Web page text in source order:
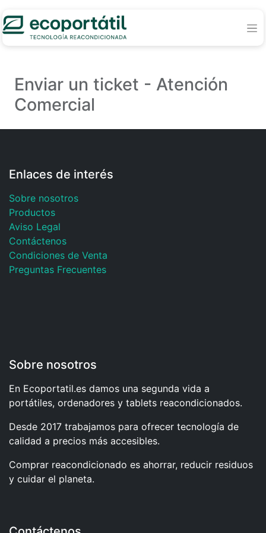
Enviar un ticket - Atención
Comercial
Enlaces de interés
Sobre nosotros
Productos
Aviso Legal
Contáctenos
Condiciones de Venta
Preguntas Frecuentes
Sobre nosotros
En Ecoportatil.es damos una segunda vida a
portátiles, ordenadores y tablets reacondicionados.
Desde 2017 trabajamos para ofrecer tecnología de
calidad a precios más accesibles.
Comprar reacondicionado es ahorrar, reducir residuos
y cuidar el planeta.